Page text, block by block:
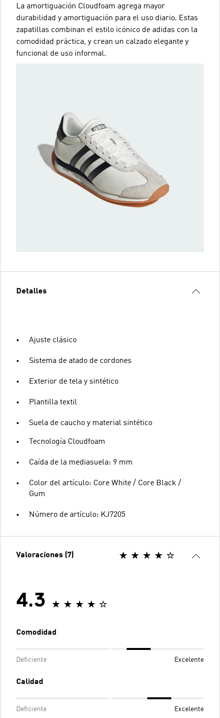
La amortiguación Cloudfoam agrega mayor
durabilidad y amortiguación para el uso diario. Estas
zapatillas combinan el estilo icónico de adidas con la
comodidad práctica, y crean un calzado elegante y
funcional de uso informal.
Detalles
Ajuste clásico
Sistema de atado de cordones
Exterior de tela y sintético
Plantilla textil
Suela de caucho y material sintético
Tecnología Cloudfoam
Caída de la mediasuela: 9 mm
Color del artículo: Core White / Core Black /
Gum
Número de artículo: KJ7205
Valoraciones (7)
4.3
Comodidad
Deficiente Excelente
Calidad
Deficiente Excelente